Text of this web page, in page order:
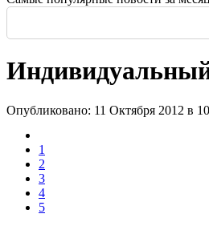
Опубликовано: 11 Октября 2012 в
1
2
3
4
5